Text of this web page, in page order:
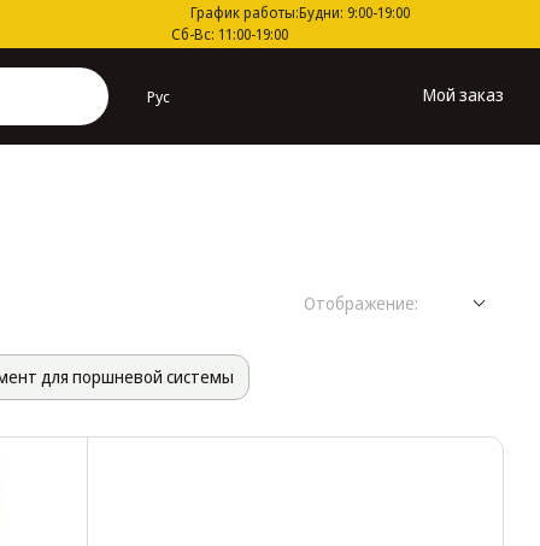
График работы:Будни: 9:00-19:00
Сб-Вс: 11:00-19:00
Рус Мой заказ
Отображение:
для поршневой системы